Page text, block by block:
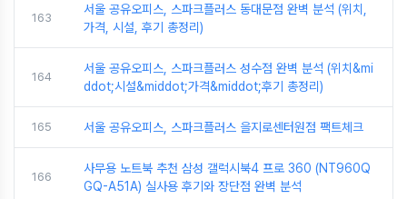
163
서울 공유오피스, 스파크플러스 동대문점 완벽 분석 (위치,
가격, 시설, 후기 총정리)
164
서울 공유오피스, 스파크플러스 성수점 완벽 분석 (위치&mi
ddot;시설&middot;가격&middot;후기 총정리)
165 서울 공유오피스, 스파크플러스 을지로센터원점 팩트체크
166
사무용 노트북 추천 삼성 갤럭시북4 프로 360 (NT960Q
GQ-A51A) 실사용 후기와 장단점 완벽 분석